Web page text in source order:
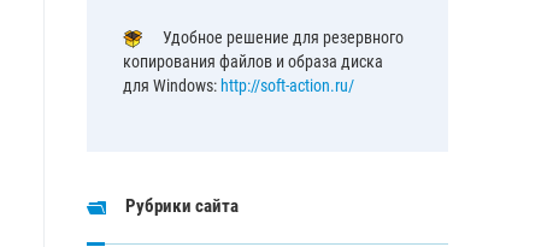
Удобное решение для резервного
копирования файлов и образа диска
для Windows: http://soft-action.ru/
Рубрики сайта